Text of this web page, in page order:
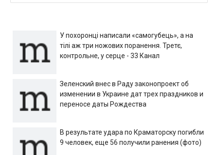
У похоронці написали «самогубець», а на
тілі аж три ножових поранення. Третє,
контрольне, у серце - 33 Канал
Зеленский внес в Раду законопроект об
изменении в Украине дат трех праздников и
переносе даты Рождества
В результате удара по Краматорску погибли
9 человек, еще 56 получили ранения (фото)